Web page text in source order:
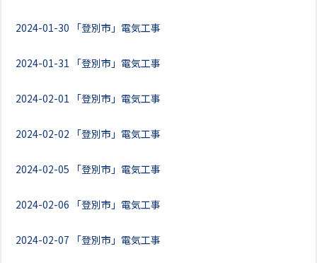
2024-01-30 「登別市」電気工事
2024-01-31 「登別市」電気工事
2024-02-01 「登別市」電気工事
2024-02-02 「登別市」電気工事
2024-02-05 「登別市」電気工事
2024-02-06 「登別市」電気工事
2024-02-07 「登別市」電気工事